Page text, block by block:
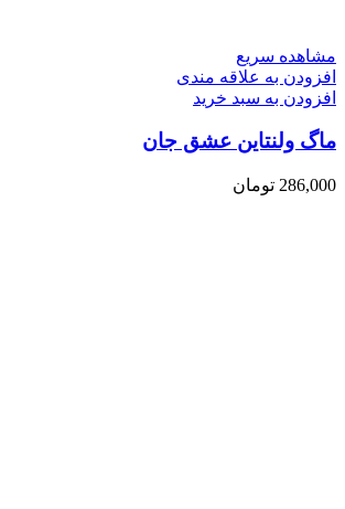
مشاهده سریع
افزودن به علاقه مندی
افزودن به سبد خرید
ماگ ولنتاین عشق جان
286,000 تومان